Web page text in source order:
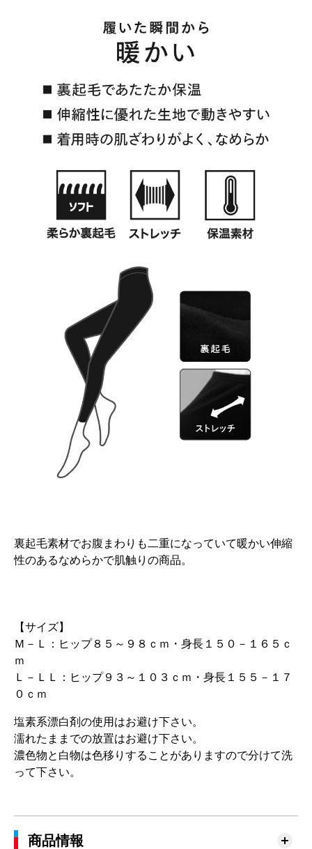
裏起毛素材でお腹まわりも二重になっていて暖かい伸縮
性のあるなめらかで肌触りの商品。
【サイズ】
Ｍ－Ｌ：ヒップ８５～９８ｃｍ・身長１５０－１６５ｃ
ｍ
Ｌ－ＬＬ：ヒップ９３～１０３ｃｍ・身長１５５－１７
０ｃｍ
塩素系漂白剤の使用はお避け下さい。
濡れたままでの放置はお避け下さい。
濃色物と白物は色移りすることがありますので分けて洗
って下さい。
商品情報